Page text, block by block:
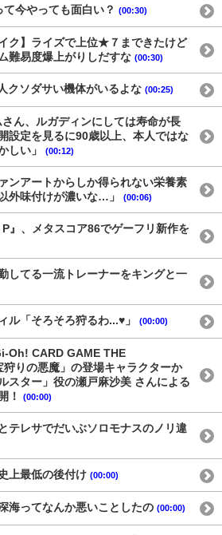
て今やっても面白い？ (00:30)
ク】ライズで上位★７まできたけど
難易度爆上がりしだすな (00:30)
クソダサい機体がいるよな (00:25)
さん、ルガディンにしては寿命が長
設定を見るに90歳以上、本人ではな
しい」
(00:12)
ンアートからしか得られない栄養素
外味付けが濃いな…」
(00:06)
、メタスコア86でゲーフリ新作を
してる一流トレーナーをキングと一
ル「そろそろ狩るわ...♥」 (00:00)
Oh! CARD GAME THE
りの悪魔」の登場キャラクターか
スター」役の瀬戸麻沙美 さんによる
！
(00:00)
テレサでだいぶソロモナスのノリ違
上最低の後付け (00:00)
海ってなんか悪いことしたの (00:00)